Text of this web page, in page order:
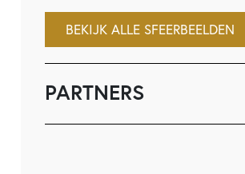
BEKIJK ALLE SFEERBEELDEN
PARTNERS